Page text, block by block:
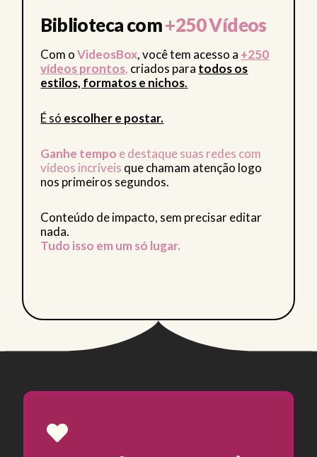
Biblioteca com+250 Vídeos
Com oVideosBox, você tem acesso a +250
vídeos prontos, criados para todos os
estilos, formatos e nichos.
É só escolher e postar.
Ganhe tempo e destaque suas redes com
vídeos incríveis que chamam atenção logo
nos primeiros segundos.
Conteúdo de impacto, sem precisar editar
nada.
Tudo isso em um só lugar.